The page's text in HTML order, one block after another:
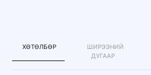
ХӨТӨЛБӨР
ШИРЭЭНИЙ
ДУГААР